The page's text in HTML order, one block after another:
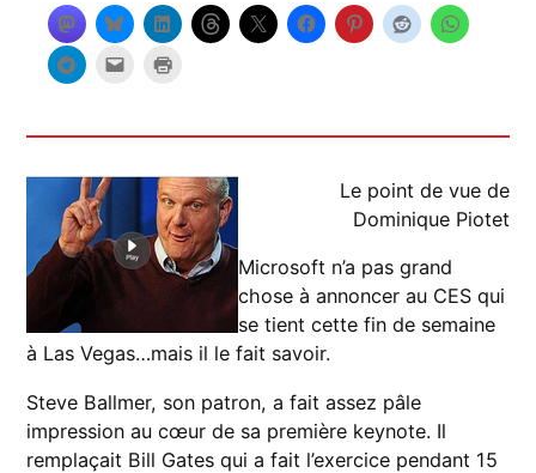
Le point de vue de
Dominique Piotet
Microsoft n’a pas grand
chose à annoncer au CES qui
se tient cette fin de semaine
à Las Vegas…mais il le fait savoir.
Steve Ballmer, son patron, a fait assez pâle
impression au cœur de sa première keynote. Il
remplaçait Bill Gates qui a fait l’exercice pendant 15